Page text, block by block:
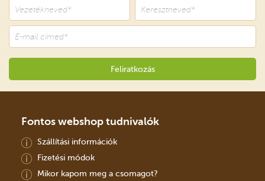
Fontos webshop tudnivalók
Szállítási információk
Fizetési módok
Mikor kapom meg a csomagot?